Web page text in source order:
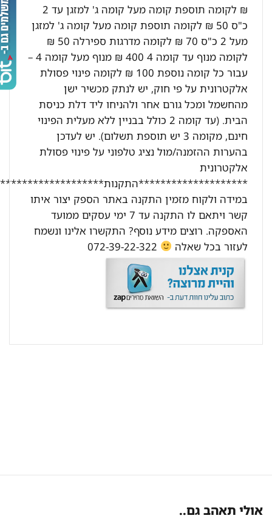
₪ לקומה תוספת קומה מעל קומה ג' למזגן עד 2
כ"ס 50 ₪ לקומה תוספת קומה מעל קומה ג' למזגן
מעל 2 כ"ס 70 ₪ לקומה מדרגות ספירלה 50 ₪
לקומה מנוף עד קומה 4 400 ₪ מנוף מעל קומה 4 –
עבור כל קומה נוספת 100 ₪ לקומה פינוי פסולת
אלקטרונית על פי חוק, יש לנתק מכשיר ישן
מהחשמל ומכל גורם אחר ולהניחו ליד דלת כניסת
הבית. (עד קומה 2 כולל בבניין ללא מעלית הפינוי
חינם, מקומה 3 יש תוספת תשלום). יש לעדכן
בהערות ההזמנה/מול נציג טלפוני על פינוי פסולת
אלקטרונית
********************התקנות********************:
במידה ולקוח מזמין התקנה באתר הספק יצור איתו
קשר ויתאם לו התקנה עד 7 ימי עסקים ממועד
האספקה. רוצים מידע נוסף? התקשרו אלינו ונשמח
לעזור בכל שאלה
072-39-22-322
אולי תאהב גם..